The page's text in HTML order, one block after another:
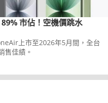
市佔！空機價跳水
上市至2026年5月間，全台
售佳績。